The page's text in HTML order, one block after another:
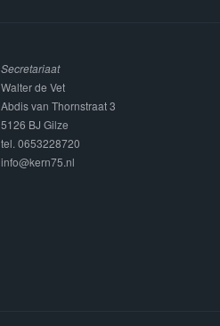
Secretariaat
Walter de Vet
Abdis van Thornstraat 3
5126 BJ Gilze
tel. 0653228720
info@kern75.nl